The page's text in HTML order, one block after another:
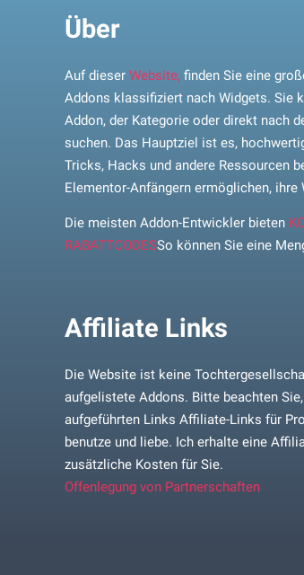
Über
Auf dieser Website, finden Sie eine
Addons klassifiziert nach Widgets. Sie
Addon, der Kategorie oder direkt nach
suchen. Das Hauptziel ist es,
Tricks, Hacks und andere Ressourcen
Elementor-Anfängern ermöglichen, ihre
Die meisten Addon-Entwickler bieten
RABATTCODESSo können Sie eine
Affiliate Links
Die Website ist keine
aufgelistete Addons. Bitte beachten
aufgeführten Links Affiliate-Links für
benutze und liebe. Ich erhalte eine
zusätzliche Kosten für Sie.
Offenlegung von Partnerschaften